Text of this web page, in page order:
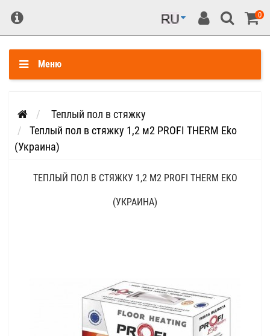
0
Меню
Теплый пол в стяжку
Теплый пол в стяжку 1,2 м2 PROFI THERM Eko
(Украина)
ТЕПЛЫЙ ПОЛ В СТЯЖКУ 1,2 М2 PROFI THERM EKO
(УКРАИНА)